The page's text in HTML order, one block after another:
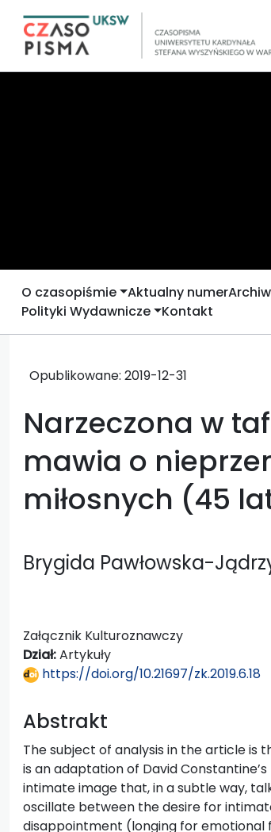
O czasopiśmie Aktualny numer
Polityki Wydawnicze Kontakt
Opublikowane: 2019-12-31
Narzeczona w
mawia o
miłosnych (45
Brygida Pawłowska-
Załącznik Kulturoznawczy
Dział:Artykuły
https://doi.org/10.21697/zk.2019.6.18
Abstrakt
The subject of analysis in the article is
is an adaptation of David
intimate image that, in a subtle way,
oscillate between the desire for
disappointment (longing for emotional